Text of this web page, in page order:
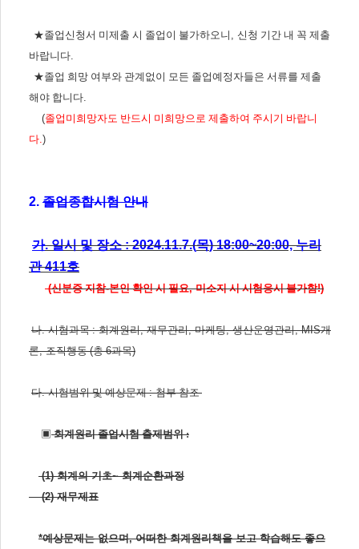
★졸업신청서 미제출 시 졸업이 불가하오니 , 신청 기간 내 꼭 제출
바랍니다.
★졸업 희망 여부와 관계없이 모든 졸업예정자들은 서류를 제출
해야 합니다.
(졸업미희망자도 반드시 미희망으로 제출하여 주시기 바랍니
다.)
2. 졸업종합시험 안내
가.일시 및 장소: 2024.11.7.(목) 18:00~20:00,누리
관411호
(신분증 지참-본인 확인 시 필요,미소지 시 시험응시 불가함!)
나.시험과목:회계원리,재무관리,마케팅,생산운영관리, MIS개
론,조직행동(총6과목)
다.시험범위 및 예상문제:첨부 참조
▣ 회계원리 졸업시험 출제범위 :
(1) 회계의 기초~ 회계순환과정
(2) 재무제표
*예상문제는 없으며, 어떠한 회계원리책을 보고 학습해도 좋으